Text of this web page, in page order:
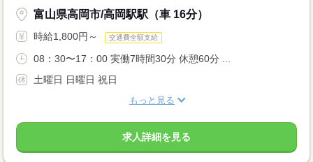
富山県高岡市/高岡駅駅（車 16分）
時給1,800円～ 交通費全額支給
08：30〜17：00 実働7時間30分 休憩60分 ...
土曜日 日曜日 祝日
もっと見る
求人詳細を見る